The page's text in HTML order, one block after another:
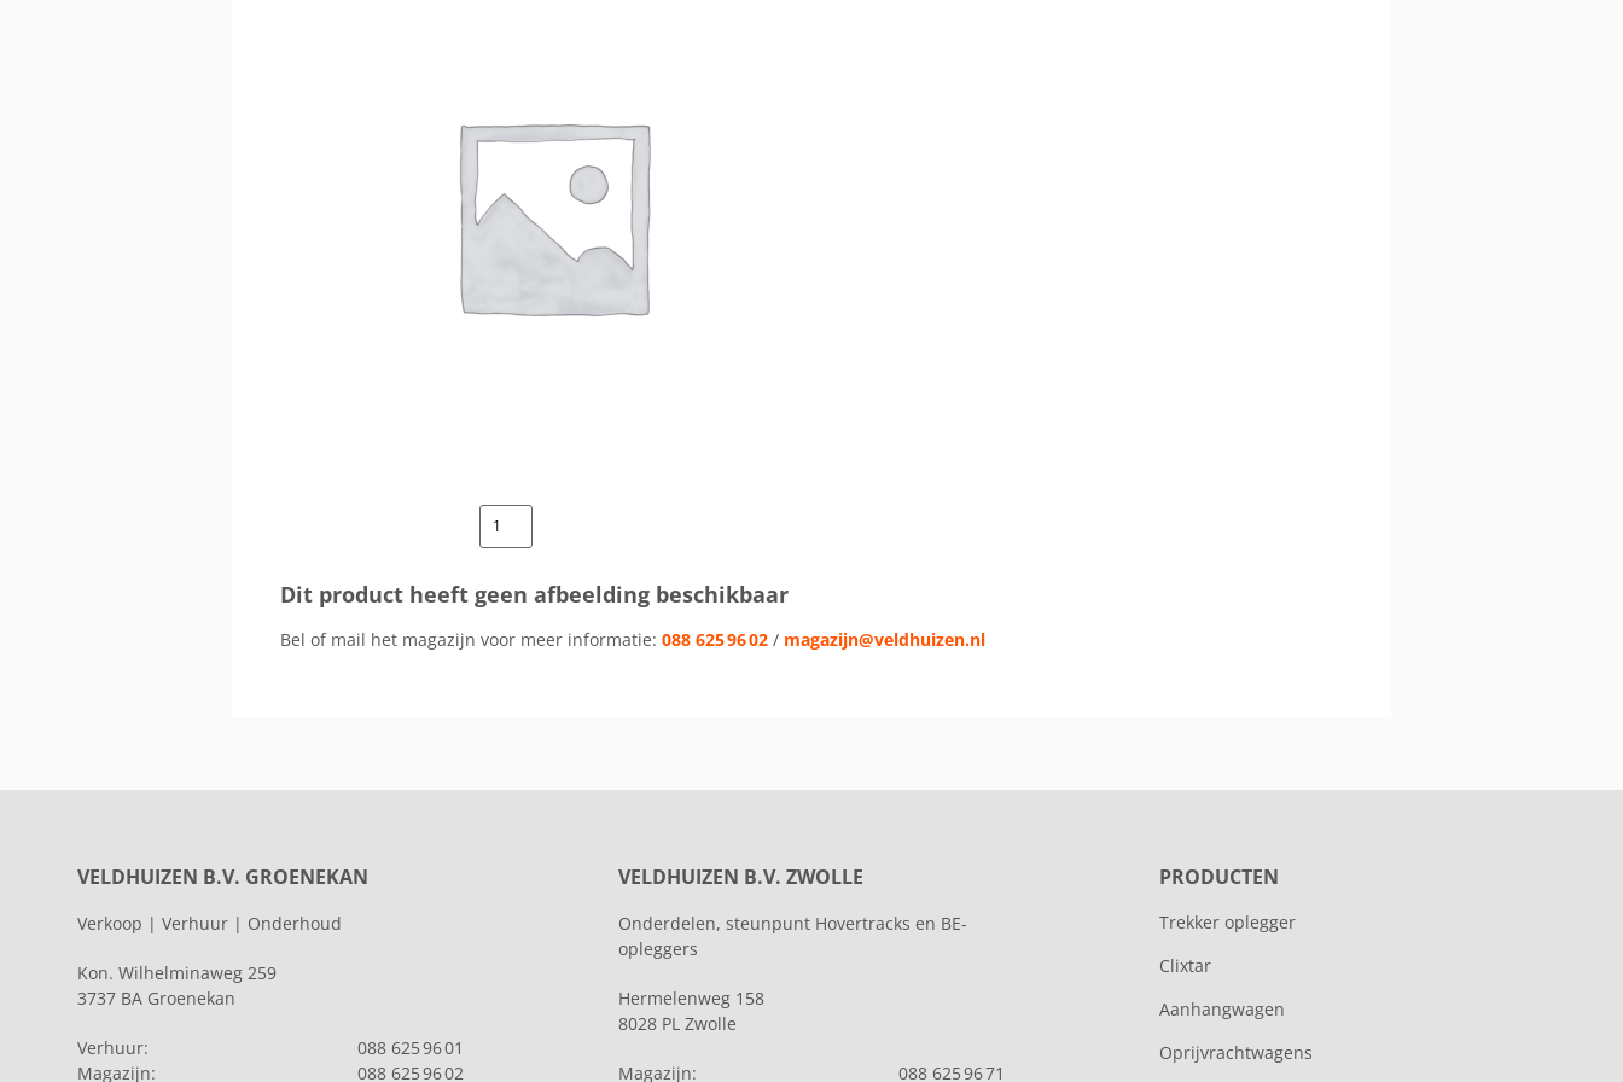
Dit product heeft geen afbeelding beschikbaar
Bel of mail het magazijn voor meer informatie: 088 625 96 02/ magazijn@veldhuizen.nl
VELDHUIZEN B.V. GROENEKAN
Verkoop | Verhuur | Onderhoud
Kon. Wilhelminaweg 259
3737 BA Groenekan
Verhuur:
088 625 96 01
Magazijn:
088 625 96 02
VELDHUIZEN B.V. ZWOLLE
Onderdelen, steunpunt Hovertracks en BE-
opleggers
Hermelenweg 158
8028 PL Zwolle
Magazijn: 088 625 96 71
PRODUCTEN
Trekker oplegger
Clixtar
Aanhangwagen
Oprijvrachtwagens